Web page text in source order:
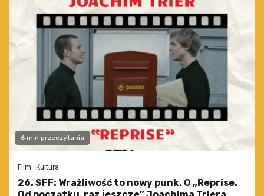
6 min przeczytania
Film Kultura
26. SFF: Wrażliwość to nowy punk. O „Reprise.